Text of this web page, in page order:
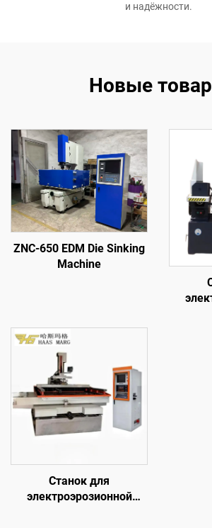
и надёжности.
Новые
ZNC-650 EDM Die Sinking
Machine
Станок для
электроэрозионной